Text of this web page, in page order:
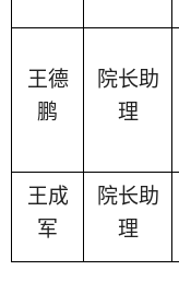
王德
鹏
院长助
理
王成
军
院长助
理